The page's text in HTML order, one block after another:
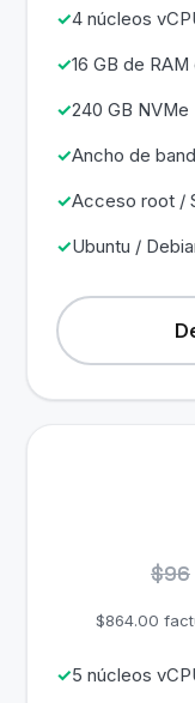
4 núcleos
16 GB de
240 GB NVMe
Ancho de
Acceso root /
Ubuntu /
$96
$864.00
5 núcleos